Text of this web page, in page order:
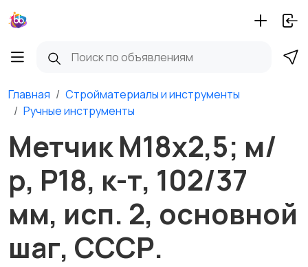
Главная
Стройматериалы и инструменты
Ручные инструменты
Метчик М18х2,5; м/
р, Р18, к-т, 102/37
мм, исп. 2, основной
шаг, СССР.